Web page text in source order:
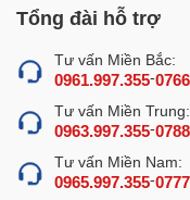
Tổng đài hỗ trợ
Tư vấn Miền Bắc:
0961.997.355-
Tư vấn Miền Trung:
0963.997.355-
Tư vấn Miền Nam:
0965.997.355-